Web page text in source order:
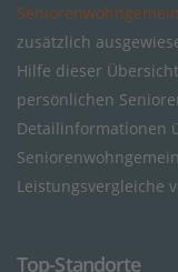
zusätzlich
Hilfe dieser
persönlichen
Detailinformationen
Leistungsvergleiche
Top-Standorte